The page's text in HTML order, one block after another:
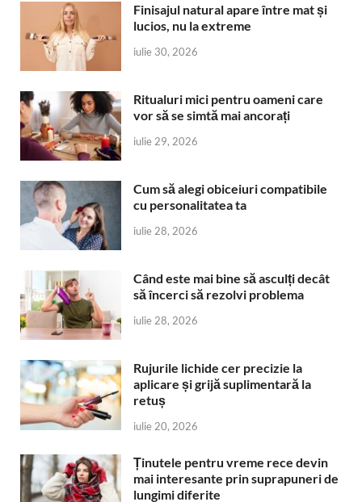
Finisajul natural apare între mat și
lucios, nu la extreme
iulie 30, 2026
Ritualuri mici pentru oameni care
vor să se simtă mai ancorați
iulie 29, 2026
Cum să alegi obiceiuri compatibile
cu personalitatea ta
iulie 28, 2026
Când este mai bine să asculți decât
să încerci să rezolvi problema
iulie 28, 2026
Rujurile lichide cer precizie la
aplicare și grijă suplimentară la
retuș
iulie 20, 2026
Ținutele pentru vreme rece devin
mai interesante prin suprapuneri de
lungimi diferite